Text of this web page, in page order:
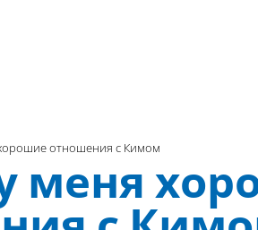
отношения с Кимом
меня